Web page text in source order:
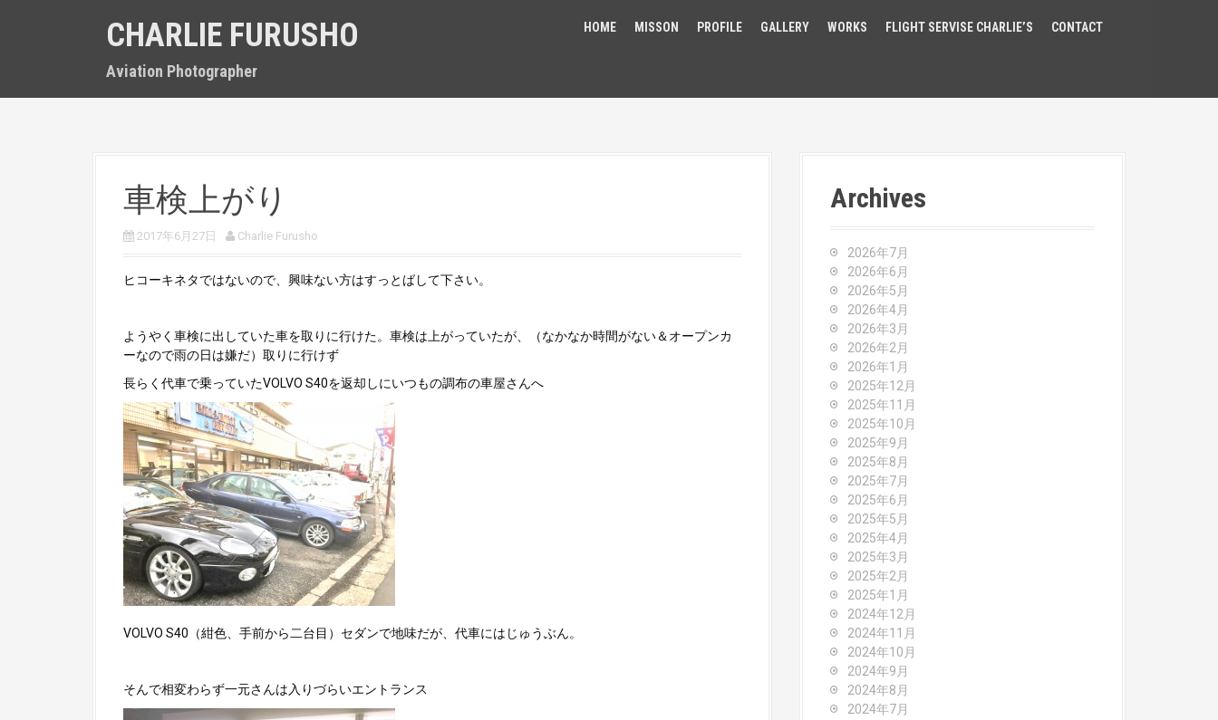
CHARLIE FURUSHO
Aviation Photographer
HOME MISSON PROFILE GALLERY WORKS FLIGHT SERVISE CHARLIE’S CONTACT
車検上がり
2017年6月27日 Charlie Furusho
ヒコーキネタではないので、興味ない方はすっとばして下さい。
ようやく車検に出していた車を取りに行けた。車検は上がっていたが、（なかなか時間がない＆オープンカ
ーなので雨の日は嫌だ）取りに行けず
長らく代車で乗っていたVOLVO S40を返却しにいつもの調布の車屋さんへ
VOLVO S40（紺色、手前から二台目）セダンで地味だが、代車にはじゅうぶん。
そんで相変わらず一元さんは入りづらいエントランス
Archives
2026年7月
2026年6月
2026年5月
2026年4月
2026年3月
2026年2月
2026年1月
2025年12月
2025年11月
2025年10月
2025年9月
2025年8月
2025年7月
2025年6月
2025年5月
2025年4月
2025年3月
2025年2月
2025年1月
2024年12月
2024年11月
2024年10月
2024年9月
2024年8月
2024年7月